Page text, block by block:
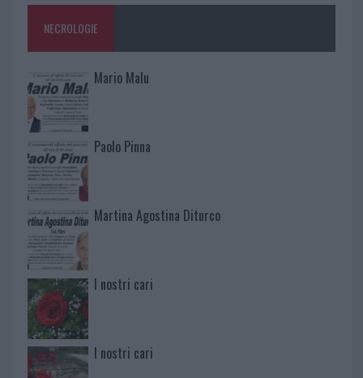
NECROLOGIE
Mario Malu
Paolo Pinna
Martina Agostina Diturco
I nostri cari
I nostri cari